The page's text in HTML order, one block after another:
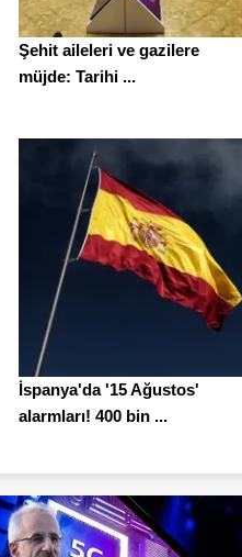
Şehit aileleri ve gazilere
müjde: Tarihi ...
İspanya'da '15 Ağustos'
alarmları! 400 bin ...